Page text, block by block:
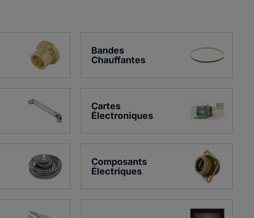
Bandes
Chauffantes
Cartes
Électroniques
Composants
Électriques